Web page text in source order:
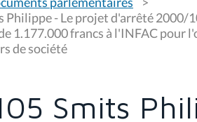
Philippe - Le projet d'arrêté
1.177.000 francs à l'INFAC pour
de société
Smits